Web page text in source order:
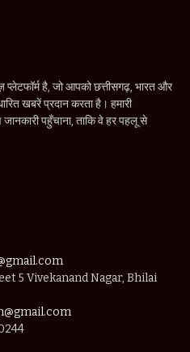
है, जो आपको छत्तीसगढ़, भारत और
खबरें प्रदान करता है। हमारी
पहुँचाना, ताकि वे हर पहलू से
5 Vivekanand Nagar, Bhilai